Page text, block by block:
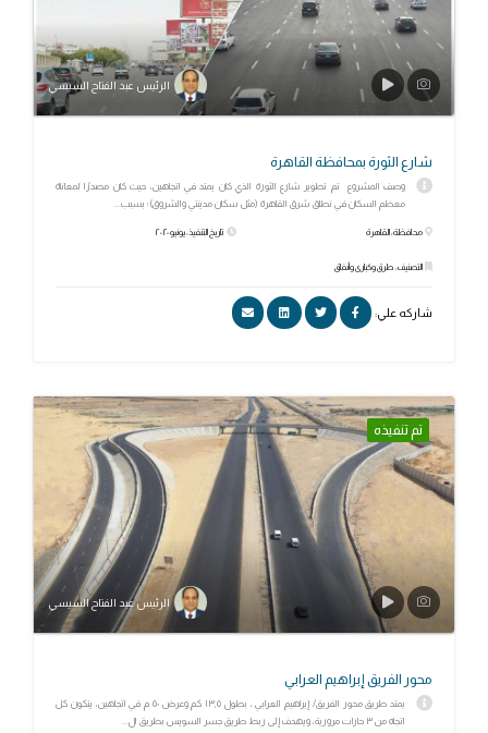
الرئيس عبد الفتاح السيسي
شارع الثورة بمحافظة القاهرة
وصف المشروع تم تطوير شارع الثورة الذي كان يمتد في اتجاهين، حيث كان مصدرًا لمعاناة
معظم السكان في نطاق شرق القاهرة (مثل سكان مدينتي والشروق)؛ بسبب...
محافظة: القاهرة
التصنيف: طرق وكبارى وأنفاق
تاريخ التنفيذ: يونيو ٢٠٢٠
شاركه علي:
تم تنفيذه
الرئيس عبد الفتاح السيسي
محور الفريق إبراهيم العرابي
يمتد طريق محور الفريق/ إبراهيم العرابي ، بطول ١٣,٥ كم وعرض ٥٠ م في اتجاهين، يتكون كل
اتجاه من ٣ حارات مرورية، ويهدف إلى ربط طريق جسر السويس بطريق ال...